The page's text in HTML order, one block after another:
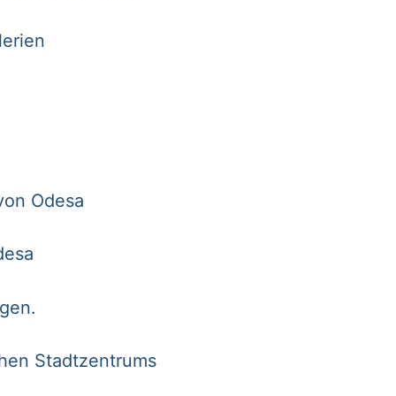
Odesa
Stadtzentrums